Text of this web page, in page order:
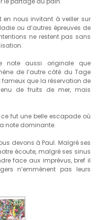
en nous invitant à veiller sur
ou d’autres épreuves de
ne restent pas sans
note aussi originale que
de l’autre côté du Tage
fameux que la réservation de
de fruits de mer, mais
fut une belle escapade où
note dominante.
devons à Paul. Malgré ses
écoute, malgré ses sinus
face aux imprévus, bref il
n’emmènent pas leurs